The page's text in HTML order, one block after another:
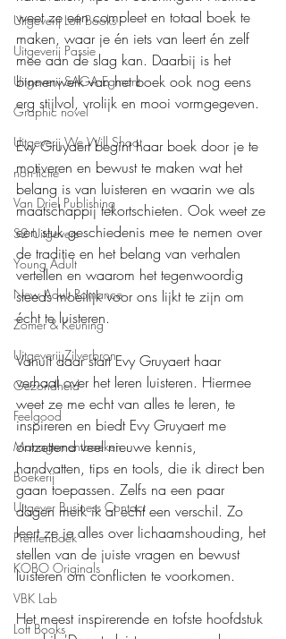
Uitgeverij Loft Books
Uitgeverij Passie
Uitgeverij SAGA Egmont
Graphic novel
Uitgeverij We Will Shoot
non-fictie
Van Driel Publishing
S2 Uitgevers
Young Adult
New Adult Romance
Zomer & Keuning
Uitgeverij Zilverbron
Gezondheid
Feelgood
Managementboeken
Boekerij
Uitgever Business Contact
Prentenboek
KOBO Originals
VBK Lab
Loft Books
weet ze een compleet en totaal boek te
maken, waar je én iets van leert én zelf
mee aan de slag kan. Daarbij is het
binnenwerk van het boek ook nog eens
erg stijlvol, vrolijk en mooi vormgegeven.
Evy Gruyaert begint haar boek door je te
motiveren en bewust te maken wat het
belang is van luisteren en waarin we als
maatschappij tekortschieten. Ook weet ze
een stuk geschiedenis mee te nemen over
de traditie en het belang van verhalen
vertellen en waarom het tegenwoordig
steeds moeilijk voor ons lijkt te zijn om
écht te luisteren.
Vanuit daar start Evy Gruyaert haar
verhaal over het leren luisteren. Hiermee
weet ze me echt van alles te leren, te
inspireren en biedt Evy Gruyaert me
ontzettend veel nieuwe kennis,
handvatten, tips en tools, die ik direct ben
gaan toepassen. Zelfs na een paar
dagen merk ik al echt een verschil. Zo
leert ze je alles over lichaamshouding, het
stellen van de juiste vragen en bewust
luisteren om conflicten te voorkomen.
Het meest inspirerende en tofste hoofdstuk